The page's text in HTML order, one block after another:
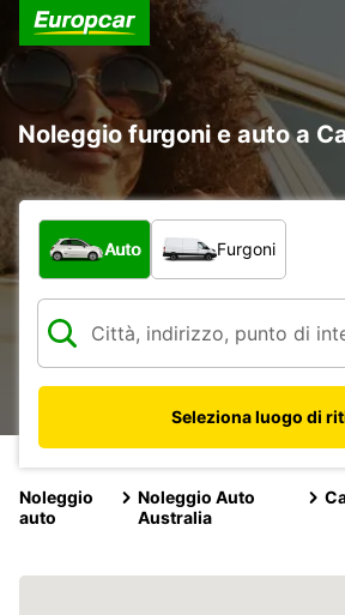
Noleggio furgoni e auto a
Scegli la tipologia di veicolo:
Auto Furgoni
Seleziona luogo di
Noleggio
auto
Noleggio Auto
Australia